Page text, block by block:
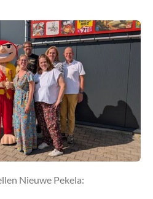
Nieuwe Pekela: